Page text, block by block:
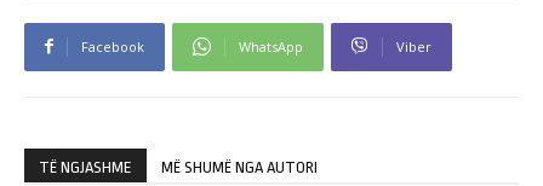
Facebook WhatsApp Viber
TË NGJASHME MË SHUMË NGA AUTORI